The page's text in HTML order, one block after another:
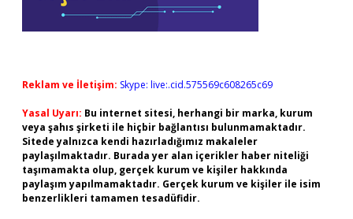
Reklam ve İletişim: Skype: live:.cid.575569c608265c69
Yasal Uyarı: Bu internet sitesi, herhangi bir marka, kurum
veya şahıs şirketi ile hiçbir bağlantısı bulunmamaktadır.
Sitede yalnızca kendi hazırladığımız makaleler
paylaşılmaktadır. Burada yer alan içerikler haber niteliği
taşımamakta olup, gerçek kurum ve kişiler hakkında
paylaşım yapılmamaktadır. Gerçek kurum ve kişiler ile isim
benzerlikleri tamamen tesadüfidir.